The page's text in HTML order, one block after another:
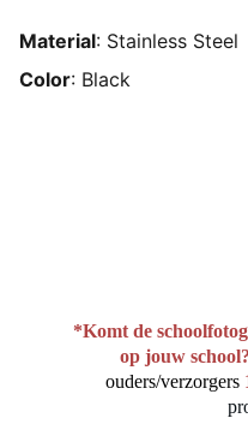
Material: Stainless Steel
Color: Black
*Komt de
op jouw school?
ouders/verzorgers